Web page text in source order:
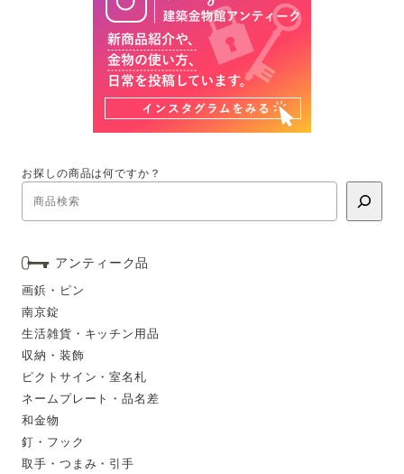
お探しの商品は何ですか？
アンティーク品
画鋲・ピン
南京錠
生活雑貨・キッチン用品
収納・装飾
ピクトサイン・室名札
ネームプレート・品名差
和金物
釘・フック
取手・つまみ・引手